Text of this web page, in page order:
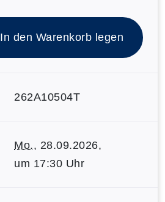
In den Warenkorb legen
262A10504T
Mo., 28.09.2026,
um 17:30 Uhr